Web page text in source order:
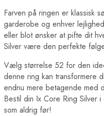
Farven på ringen er klassisk
garderobe og enhver
eller blot ønsker at pifte dit
Silver være den perfekte
Vælg størrelse 52 for den
denne ring kan transformere
endnu mere betagende med
Bestil din Ix Core Ring Silver
som aldrig før!